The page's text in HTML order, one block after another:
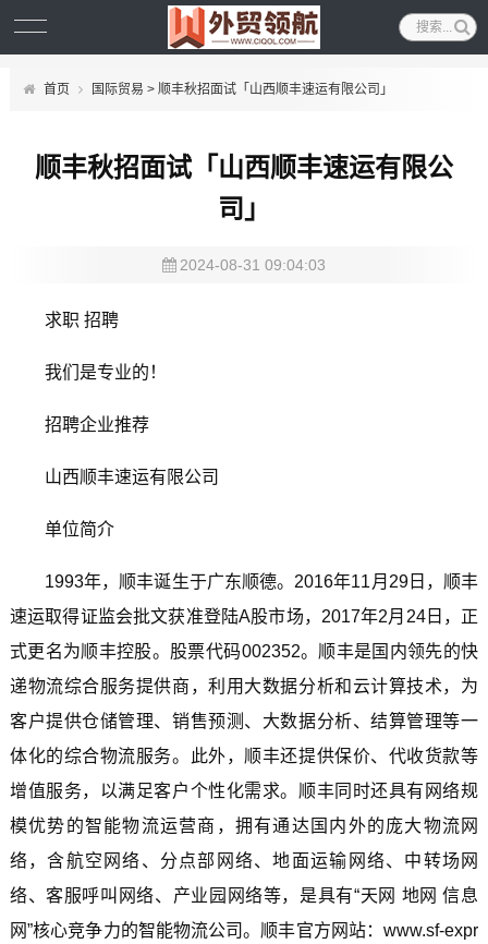
首页 国际贸易 > 顺丰秋招面试「山西顺丰速运有限公司」
顺丰秋招面试「山西顺丰速运有限公
司」
2024-08-31 09:04:03
求职 招聘
我们是专业的！
招聘企业推荐
山西顺丰速运有限公司
单位简介
1993年，顺丰诞生于广东顺德。2016年11月29日，顺丰
速运取得证监会批文获准登陆A股市场，2017年2月24日，正
式更名为顺丰控股。股票代码002352。顺丰是国内领先的快
递物流综合服务提供商，利用大数据分析和云计算技术，为
客户提供仓储管理、销售预测、大数据分析、结算管理等一
体化的综合物流服务。此外，顺丰还提供保价、代收货款等
增值服务，以满足客户个性化需求。顺丰同时还具有网络规
模优势的智能物流运营商，拥有通达国内外的庞大物流网
络，含航空网络、分点部网络、地面运输网络、中转场网
络、客服呼叫网络、产业园网络等，是具有“天网 地网 信息
网”核心竞争力的智能物流公司。顺丰官方网站：www.sf-expr